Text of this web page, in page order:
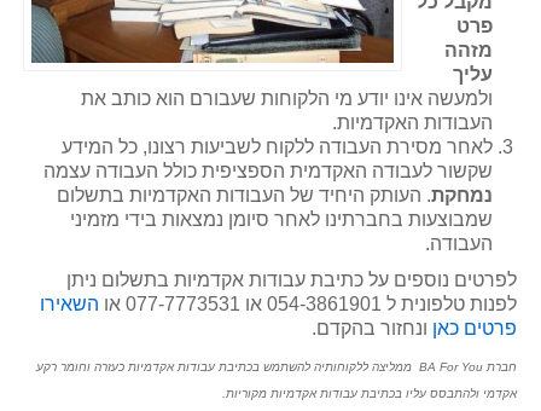
פרט
מזהה
עליך
ולמעשה אינו יודע מי הלקוחות שעבורם הוא כותב את
העבודות האקדמיות.
לאחר מסירת העבודה ללקוח לשביעות רצונו, כל המידע
שקשור לעבודה האקדמית הספציפית כולל העבודה עצמה
נמחקת. העותק היחיד של העבודות האקדמיות בתשלום
שמבוצעות בחברתינו לאחר סיומן נמצאות בידי מזמיני
העבודה.
לפרטים נוספים על כתיבת עבודות אקדמיות בתשלום ניתן
לפנות טלפונית ל 054-3861901 או 077-7773531 או
השאירו
פרטים כאן ונחזור בהקדם.
חברת BA For You ממליצה ללקוחותיה להשתמש בכתיבת עבודות אקדמיות כעזרה וחומר רקע
אקדמי ולהתבסס עליו בכתיבת עבודות אקדמיות מקוריות.